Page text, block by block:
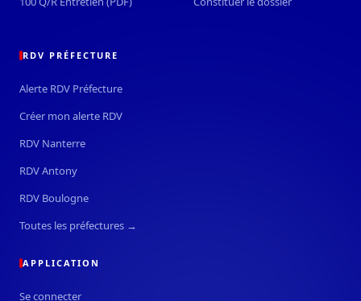
RDV PRÉFECTURE
Alerte RDV Préfecture
Créer mon alerte RDV
RDV Nanterre
RDV Antony
RDV Boulogne
Toutes les préfectures →
APPLICATION
Se connecter